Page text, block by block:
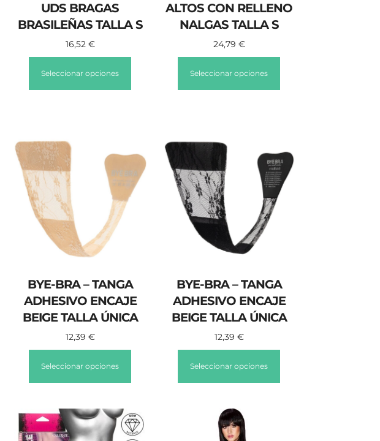
UDS BRAGAS
BRASILEÑAS TALLA S
16,52 €
Seleccionar opciones
ALTOS CON RELLENO
NALGAS TALLA S
24,79 €
Seleccionar opciones
BYE-BRA – TANGA
ADHESIVO ENCAJE
BEIGE TALLA ÚNICA
12,39 €
Seleccionar opciones
BYE-BRA – TANGA
ADHESIVO ENCAJE
BEIGE TALLA ÚNICA
12,39 €
Seleccionar opciones